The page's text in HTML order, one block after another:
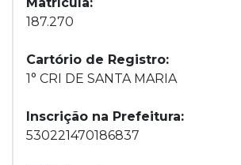
187.270
Cartório de Registro:
1° CRI DE SANTA MARIA
Inscrição na Prefeitura:
530221470186837